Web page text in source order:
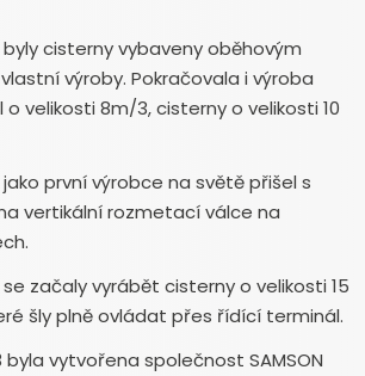
byly cisterny vybaveny oběhovým
výroby. Pokračovala i výroba
velikosti 8m/3, cisterny o velikosti 10
jako první výrobce na světě přišel s
vertikální rozmetací válce na
se začaly vyrábět cisterny o velikosti 15
šly plně ovládat přes řídící terminál.
byla vytvořena společnost SAMSON